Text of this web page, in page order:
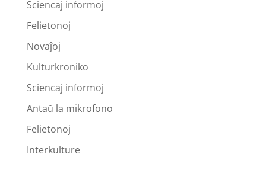
Sciencaj informoj
Felietonoj
Novaĵoj
Kulturkroniko
Sciencaj informoj
Antaŭ la mikrofono
Felietonoj
Interkulture